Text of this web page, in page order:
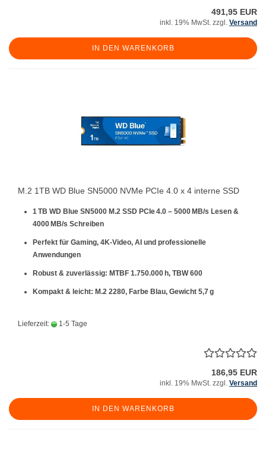
491,95 EUR
inkl. 19% MwSt. zzgl. Versand
IN DEN WARENKORB
M.2 1TB WD Blue SN5000 NVMe PCIe 4.0 x 4 interne SSD
1 TB WD Blue SN5000 M.2 SSD PCIe 4.0 – 5000 MB/s Lesen &
4000 MB/s Schreiben
Perfekt für Gaming, 4K-Video, AI und professionelle
Anwendungen
Robust & zuverlässig: MTBF 1.750.000 h, TBW 600
Kompakt & leicht: M.2 2280, Farbe Blau, Gewicht 5,7 g
Lieferzeit: 1-5 Tage
186,95 EUR
inkl. 19% MwSt. zzgl. Versand
IN DEN WARENKORB